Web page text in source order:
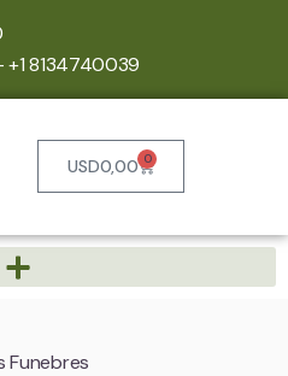
+1 8134740039
USD0,00 0
Funebres